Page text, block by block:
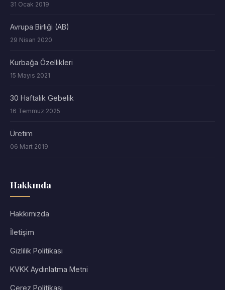
31 Ocak 2019
Avrupa Birliği (AB)
29 Nisan 2020
Kurbağa Özellikleri
15 Mayıs 2021
30 Haftalık Gebelik
16 Temmuz 2025
Üretim
06 Mart 2019
Hakkında
Hakkımızda
İletişim
Gizlilik Politikası
KVKK Aydınlatma Metni
Çerez Politikası